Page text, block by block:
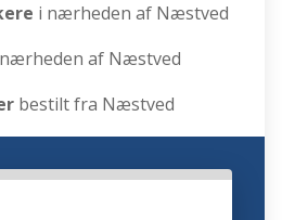
i nærheden af Næstved
af Næstved
bestilt fra Næstved